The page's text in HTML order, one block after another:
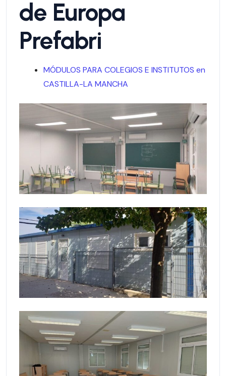
de Europa
Prefabri
MÓDULOS PARA COLEGIOS E INSTITUTOS en
CASTILLA-LA MANCHA